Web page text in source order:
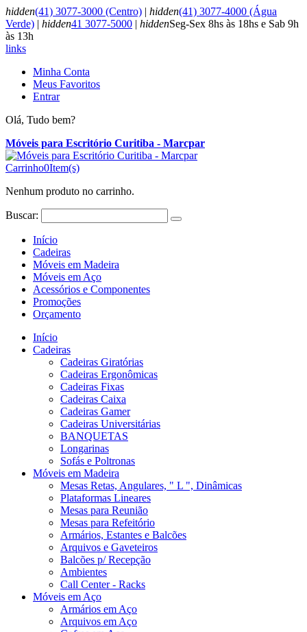
hidden(41) 3077-3000 (Centro) | hidden(41) 3077-4000 (Água
Verde) | hidden41 3077-5000 | hiddenSeg-Sex 8hs às 18hs e Sab 9h
às 13h
links
Minha Conta
Meus Favoritos
Entrar
Olá, Tudo bem?
Móveis para Escritório Curitiba - Marcpar
Carrinho0Item(s)
Nenhum produto no carrinho.
Buscar:
Início
Cadeiras
Móveis em Madeira
Móveis em Aço
Acessórios e Componentes
Promoções
Orçamento
Início
Cadeiras
Cadeiras Giratórias
Cadeiras Ergonômicas
Cadeiras Fixas
Cadeiras Caixa
Cadeiras Gamer
Cadeiras Universitárias
BANQUETAS
Longarinas
Sofás e Poltronas
Móveis em Madeira
Mesas Retas, Angulares, " L ", Dinâmicas
Plataformas Lineares
Mesas para Reunião
Mesas para Refeitório
Armários, Estantes e Balcões
Arquivos e Gaveteiros
Balcões p/ Recepção
Ambientes
Call Center - Racks
Móveis em Aço
Armários em Aço
Arquivos em Aço